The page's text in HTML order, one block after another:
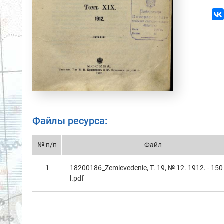
Файлы ресурса:
№ п/п Файл
1
18200186_Zemlevedenie, T. 19, № 12. 1912. - 150
l.pdf